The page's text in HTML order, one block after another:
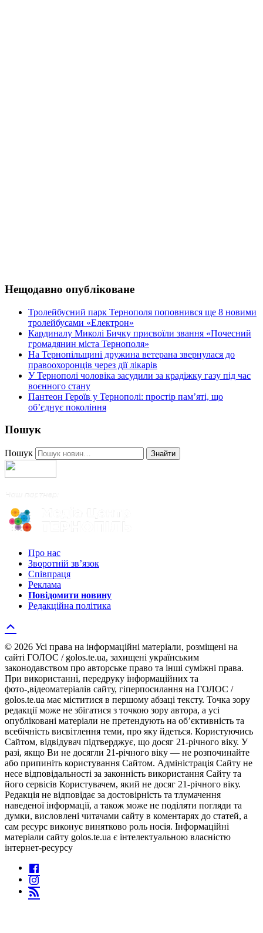
Нещодавно опубліковане
Тролейбусний парк Тернополя поповнився ще 8 новими
тролейбусами «Електрон»
Кардиналу Миколі Бичку присвоїли звання «Почесний
громадянин міста Тернополя»
На Тернопільщині дружина ветерана звернулася до
правоохоронців через дії лікарів
У Тернополі чоловіка засудили за крадіжку газу під час
воєнного стану
Пантеон Героїв у Тернополі: простір пам’яті, що
об’єднує покоління
Пошук
Пошук Знайти
Про нас
Зворотній зв’язок
Співпраця
Реклама
Повідомити новину
Редакційна політика
© 2026 Усі права на інформаційні матеріали, розміщені на
сайті ГОЛОС / golos.te.ua, захищені українським
законодавством про авторське право та інші суміжні права.
При використанні, передруку інформаційних та
фото-,відеоматеріалів сайту, гіперпосилання на ГОЛОС /
golos.te.ua має міститися в першому абзаці тексту. Точка зору
редакції може не збігатися з точкою зору автора, а усі
опубліковані матеріали не претендують на об’єктивність та
всебічність висвітлення теми, про яку йдеться. Користуючись
Сайтом, відвідувач підтверджує, що досяг 21-річного віку. У
разі, якщо Ви не досягли 21-річного віку — не розпочинайте
або припиніть користування Сайтом. Адміністрація Сайту не
несе відповідальності за законність використання Сайту та
його сервісів Користувачем, який не досяг 21-річного віку.
Редакція не відповідає за достовірність та тлумачення
наведеної інформації, а також може не поділяти погляди та
думки, висловлені читачами сайту в коментарях до статей, а
сам ресурс виконує винятково роль носія. Інформаційні
матеріали сайту golos.te.ua є інтелектуальною власністю
інтернет-ресурсу